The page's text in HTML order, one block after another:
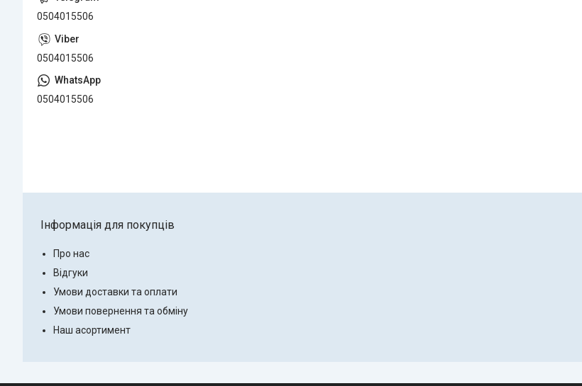
0504015506
0504015506
0504015506
Інформація для покупців
Про нас
Відгуки
Умови доставки та оплати
Умови повернення та обміну
Наш асортимент